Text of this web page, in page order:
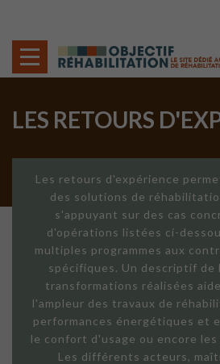
LES RETOURS
Les retours d'expérience
des solutions de
s'appuyant sur des cas
d'opérations listées ci-
multiples programmes aux
spécifiques. Un descriptif
transformations réalisées
l'ampleur des travaux de
performances énergétiques et
le confort d'usage ou encore
Les différents acteurs,